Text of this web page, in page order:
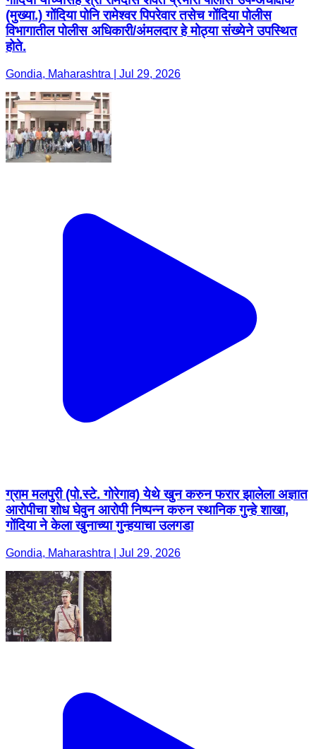
(मुख्या.) गोंदिया पोनि रामेश्वर पिपरेवार तसेच गोंदिया पोलीस
विभागातील पोलीस अधिकारी/अंमलदार हे मोठ्या संख्येने उपस्थित
होते.
Gondia, Maharashtra | Jul 29, 2026
ग्राम मलपुरी (पो.स्टे. गोरेगाव) येथे खुन करुन फरार झालेला अज्ञात
आरोपीचा शोध घेवुन आरोपी निष्पन्न करुन स्थानिक गुन्हे शाखा,
गोंदिया ने केला खुनाच्या गुन्हयाचा उलगडा
Gondia, Maharashtra | Jul 29, 2026